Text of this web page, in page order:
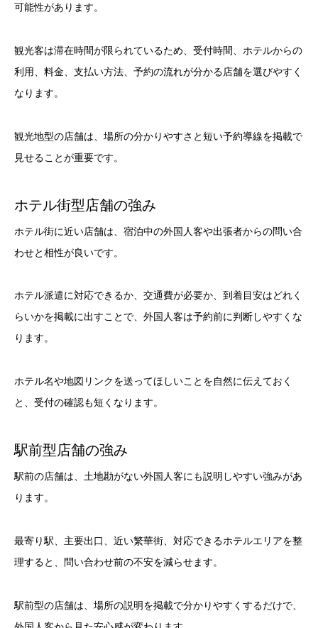
可能性があります。
観光客は滞在時間が限られているため、受付時間、ホテルからの
利用、料金、支払い方法、予約の流れが分かる店舗を選びやすく
なります。
観光地型の店舗は、場所の分かりやすさと短い予約導線を掲載で
見せることが重要です。
ホテル街型店舗の強み
ホテル街に近い店舗は、宿泊中の外国人客や出張者からの問い合
わせと相性が良いです。
ホテル派遣に対応できるか、交通費が必要か、到着目安はどれく
らいかを掲載に出すことで、外国人客は予約前に判断しやすくな
ります。
ホテル名や地図リンクを送ってほしいことを自然に伝えておく
と、受付の確認も短くなります。
駅前型店舗の強み
駅前の店舗は、土地勘がない外国人客にも説明しやすい強みがあ
ります。
最寄り駅、主要出口、近い繁華街、対応できるホテルエリアを整
理すると、問い合わせ前の不安を減らせます。
駅前型の店舗は、場所の説明を掲載で分かりやすくするだけで、